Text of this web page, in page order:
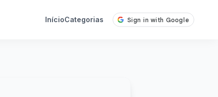
InícioCategorias